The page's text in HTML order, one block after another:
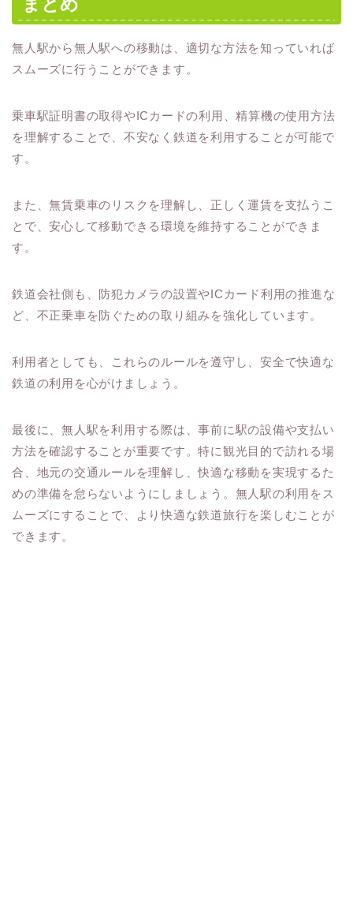
無人駅から無人駅への移動は、適切な方法を知っていれば
スムーズに行うことができます。
乗車駅証明書の取得やICカードの利用、精算機の使用方法
を理解することで、不安なく鉄道を利用することが可能で
す。
また、無賃乗車のリスクを理解し、正しく運賃を支払うこ
とで、安心して移動できる環境を維持することができま
す。
鉄道会社側も、防犯カメラの設置やICカード利用の推進な
ど、不正乗車を防ぐための取り組みを強化しています。
利用者としても、これらのルールを遵守し、安全で快適な
鉄道の利用を心がけましょう。
最後に、無人駅を利用する際は、事前に駅の設備や支払い
方法を確認することが重要です。特に観光目的で訪れる場
合、地元の交通ルールを理解し、快適な移動を実現するた
めの準備を怠らないようにしましょう。無人駅の利用をス
ムーズにすることで、より快適な鉄道旅行を楽しむことが
できます。